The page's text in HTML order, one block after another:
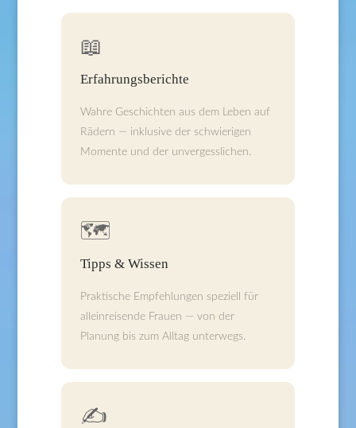
📖
Erfahrungsberichte
Wahre Geschichten aus dem Leben auf
Rädern — inklusive der schwierigen
Momente und der unvergesslichen.
🗺️
Tipps & Wissen
Praktische Empfehlungen speziell für
alleinreisende Frauen — von der
Planung bis zum Alltag unterwegs.
✍️